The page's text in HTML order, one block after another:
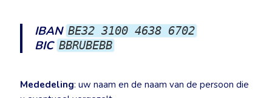
IBAN BE32 3100 4638 6702
BIC BBRUBEBB
Mededeling: uw naam en de naam van de persoon die